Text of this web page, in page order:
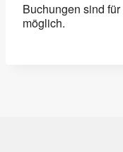
Buchungen sind
möglich.